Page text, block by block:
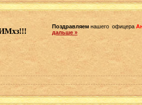
Поздравляем нашего офицера
дальше »